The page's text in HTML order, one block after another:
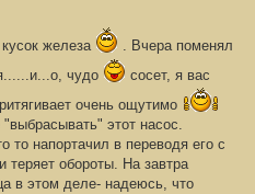
железа
. Вчера поменял
чудо
сосет, я вас
очень ощутимо
этот насос.
то напортачил в переводя его с
теряет обороты. На завтра
в этом деле- надеюсь, что